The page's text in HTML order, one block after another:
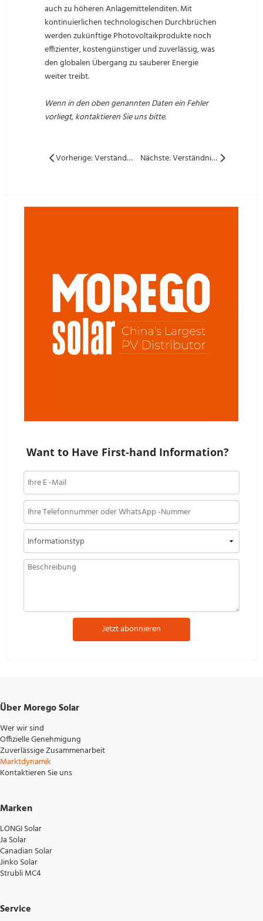
auch zu höheren Anlagemittelenditen. Mit
kontinuierlichen technologischen Durchbrüchen
werden zukünftige Photovoltaikprodukte noch
effizienter, kostengünstiger und zuverlässig, was
den globalen Übergang zu sauberer Energie
weiter treibt.
Wenn in den oben genannten Daten ein Fehler
vorliegt, kontaktieren Sie uns bitte.
Vorherige: Verständnis der aktuellen Klassifizierung in Solar Panel S: H-, M- und L -Beschriftungen Nächste: Verständnis der Effizienz von Solarzellen im Vergleich zum Modul -Effizienz: Ein Leitfaden für intelligentere Entscheidungen
Want to Have First-hand Information?
Jetzt abonnieren
Über Morego Solar
Wer wir sind
Offizielle Genehmigung
Zuverlässige Zusammenarbeit
Marktdynamik
Kontaktieren Sie uns
Marken
LONGI Solar
Ja Solar
Canadian Solar
Jinko Solar
Strubli MC4
Service